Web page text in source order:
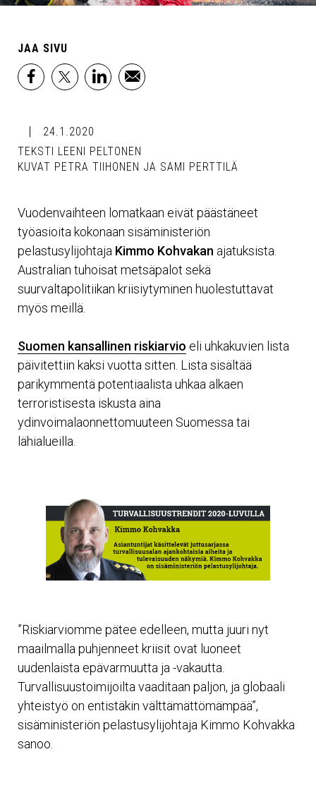
JAA SIVU
facebook
x linkedinemail
24.1.2020
TEKSTI LEENI PELTONEN
KUVAT PETRA TIIHONEN JA SAMI PERTTILÄ
Vuodenvaihteen lomatkaan eivät päästäneet
työasioita kokonaan sisäministeriön
pelastusylijohtaja Kimmo Kohvakan ajatuksista.
Australian tuhoisat metsäpalot sekä
suurvaltapolitiikan kriisiytyminen huolestuttavat
myös meillä.
Suomen kansallinen riskiarvio eli uhkakuvien lista
päivitettiin kaksi vuotta sitten. Lista sisältää
parikymmentä potentiaalista uhkaa alkaen
terroristisesta iskusta aina
ydinvoimalaonnettomuuteen Suomessa tai
lähialueilla.
”Riskiarviomme pätee edelleen, mutta juuri nyt
maailmalla puhjenneet kriisit ovat luoneet
uudenlaista epävarmuutta ja -vakautta.
Turvallisuustoimijoilta vaaditaan paljon, ja globaali
yhteistyö on entistäkin välttämättömämpää”,
sisäministeriön pelastusylijohtaja Kimmo Kohvakka
sanoo.